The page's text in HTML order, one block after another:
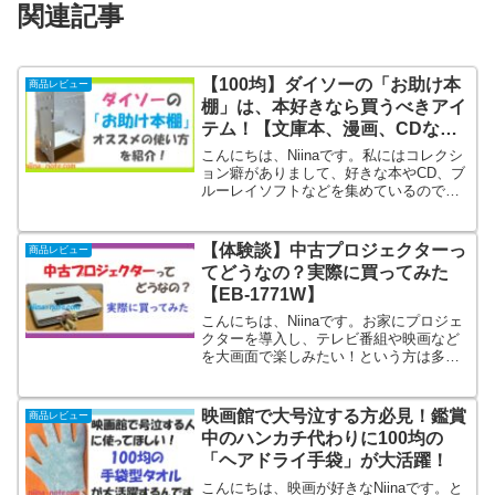
関連記事
商品レビュー
【100均】ダイソーの「お助け本
棚」は、本好きなら買うべきアイ
テム！【文庫本、漫画、CDなど
にオススメ！】
こんにちは、Niinaです。私にはコレクシ
ョン癖がありまして、好きな本やCD、ブ
ルーレイソフトなどを集めているのです
結構大きい本棚を買って安心していたの
に…もちろん...
商品レビュー
【体験談】中古プロジェクターっ
てどうなの？実際に買ってみた
【EB-1771W】
こんにちは、Niinaです。お家にプロジェ
クターを導入し、テレビ番組や映画など
を大画面で楽しみたい！という方は多い
るだけ安いモノが良いけど、よく分から
ないメーカーのもの...
商品レビュー
映画館で大号泣する方必見！鑑賞
中のハンカチ代わりに100均の
「ヘアドライ手袋」が大活躍！
こんにちは、映画が好きなNiinaです。と